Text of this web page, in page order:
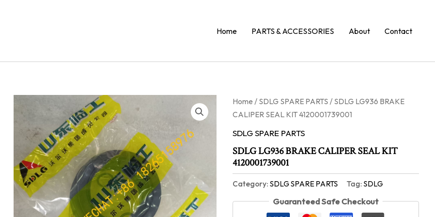
Home PARTS & ACCESSORIES About Contact
Home / SDLG SPARE PARTS / SDLG LG936 BRAKE
CALIPER SEAL KIT 4120001739001
SDLG SPARE PARTS
SDLG LG936 BRAKE CALIPER SEAL KIT
4120001739001
Category: SDLG SPARE PARTS Tag: SDLG
Guaranteed Safe Checkout